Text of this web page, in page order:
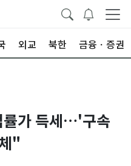
외교 북한 금융ㆍ증권
가 득세…'구속
"